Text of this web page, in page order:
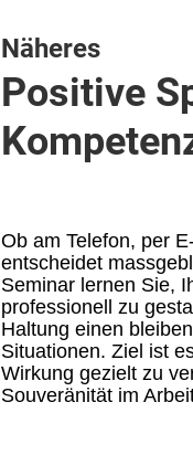
Näheres
Positive
Ob am Telefon, per
entscheidet
Seminar lernen Sie,
professionell zu
Haltung einen
Situationen. Ziel ist
Wirkung gezielt zu
Souveränität im